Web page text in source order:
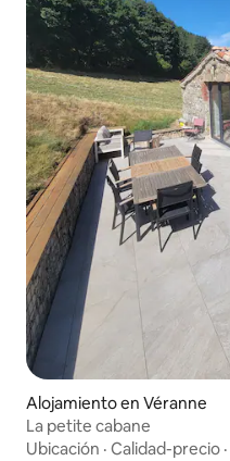
Alojamiento en Véranne
La petite cabane
Ubicación · Calidad-precio ·